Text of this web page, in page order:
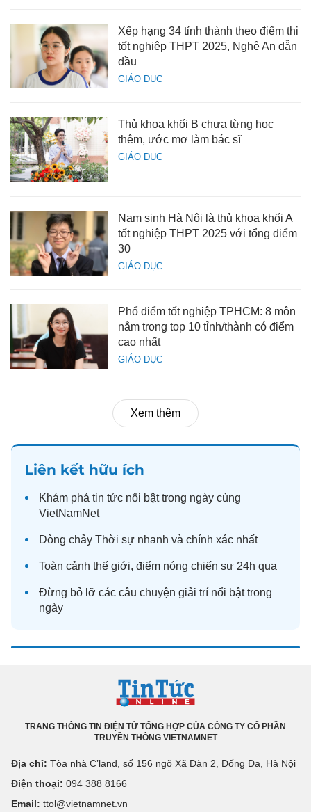
GIÁO DỤC
Xếp hạng 34 tỉnh thành theo điểm thi
tốt nghiệp THPT 2025, Nghệ An dẫn
đầu
GIÁO DỤC
Thủ khoa khối B chưa từng học
thêm, ước mơ làm bác sĩ
GIÁO DỤC
Nam sinh Hà Nội là thủ khoa khối A
tốt nghiệp THPT 2025 với tổng điểm
30
GIÁO DỤC
Phổ điểm tốt nghiệp TPHCM: 8 môn
nằm trong top 10 tỉnh/thành có điểm
cao nhất
Xem thêm
Liên kết hữu ích
Khám phá tin tức nổi bật trong ngày cùng
VietNamNet
Dòng chảy Thời sự nhanh và chính xác nhất
Toàn cảnh thế giới, điểm nóng chiến sự 24h qua
Đừng bỏ lỡ các câu chuyện giải trí nổi bật trong
ngày
TRANG THÔNG TIN ĐIỆN TỬ TỔNG HỢP CỦA CÔNG TY CỔ PHẦN
TRUYỀN THÔNG VIETNAMNET
Địa chỉ: Tòa nhà C’land, số 156 ngõ Xã Đàn 2, Đống Đa, Hà Nội
Điện thoại: 094 388 8166
Email: ttol@vietnamnet.vn